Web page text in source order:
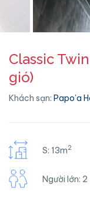
Classic
gió)
Khách sạn: Papo’a
S: 13m2
Người lớn: 2